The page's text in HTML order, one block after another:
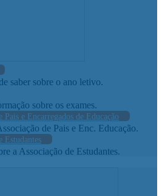
saber sobre o ano letivo.
sobre os exames.
Pais e Encarregados de Educação
de Pais e Enc. Educação.
Estudantes
a Associação de Estudantes.